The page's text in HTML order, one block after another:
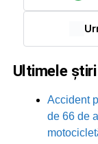
Ultimele
Accident
de 66 de